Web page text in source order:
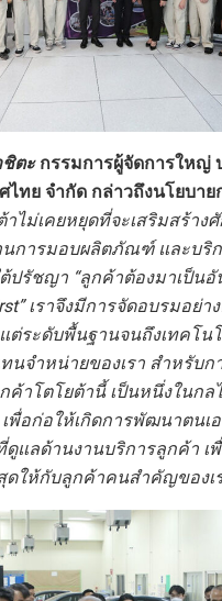
ตะ กรรมการผู้จัดการใหญ่
ไทย จำกัด กล่าวถึงนโยบา
าไม่เคยหยุดที่จะเสริมสร้าง
นการมอบผลิตภัณฑ์ และบริ
รัชญา “ลูกค้าต้องมาเป็นอั
เราจึงมีการจัดอบรมอย่า
ต่ระดับพื้นฐานจนถึงเทคโน
นจำหน่ายของเรา สำหรับก
ค้าโตโยต้านี้ เป็นหนึ่งในก
เพื่อก่อให้เกิดการพัฒนาตนเ
ดูแลด้านงานบริการลูกค้า เ
ให้กับลูกค้าคนสำคัญของเ